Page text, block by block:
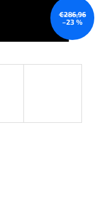
€286,96
–23 %